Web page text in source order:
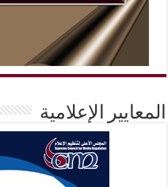
المعايير الإعلامية